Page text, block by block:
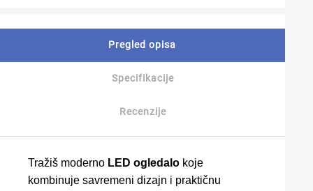
Pregled opisa
Specifikacije
Recenzije
Tražiš moderno LED ogledalo koje
kombinuje savremeni dizajn i praktičnu